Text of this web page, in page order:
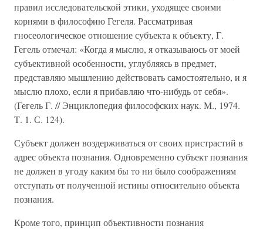
правил исследовательской этики, уходящее своими
корнями в философию Гегеля. Рассматривая
гносеологическое отношение субъекта к объекту, Г.
Гегель отмечал: «Когда я мыслю, я отказываюсь от моей
субъективной особенности, углубляясь в предмет,
представляю мышлению действовать самостоятельно, и я
мыслю плохо, если я прибавляю что-нибудь от себя».
(Гегель Г. // Энциклопедия философских наук. М., 1974.
Т. 1. С. 124).
Субъект должен воздерживаться от своих пристрастий в
адрес объекта познания. Одновременно субъект познания
не должен в угоду каким бы то ни было соображениям
отступать от полученной истины относительно объекта
познания.
Кроме того, принцип объективности познания